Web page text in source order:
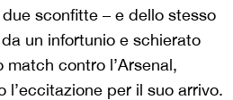
sconfitte – e dello stesso
un infortunio e schierato
match contro l’Arsenal,
l’eccitazione per il suo arrivo.